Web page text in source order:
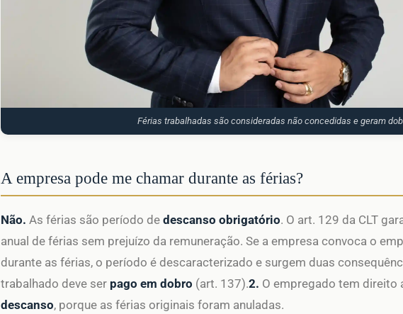
Férias trabalhadas são consideradas não concedidas e geram
A empresa pode me chamar durante as férias?
Não. As férias são período de descanso obrigatório. O art. 129 da CLT
anual de férias sem prejuízo da remuneração. Se a empresa convoca o
durante as férias, o período é descaracterizado e surgem duas
trabalhado deve ser pago em dobro (art. 137).2. O empregado tem direito
descanso, porque as férias originais foram anuladas.